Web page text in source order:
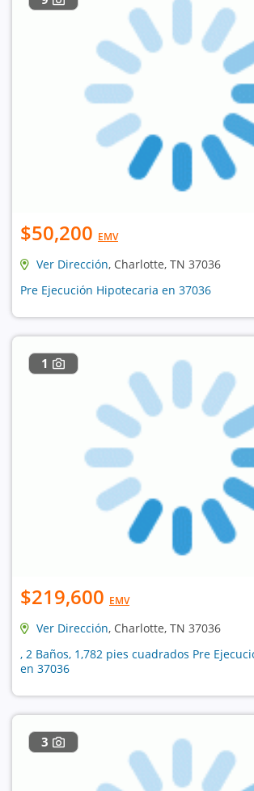
$50,200 EMV
Ver Dirección, Charlotte, TN 37036
Pre Ejecución Hipotecaria en 37036
1
$219,600 EMV
Ver Dirección, Charlotte, TN 37036
, 2 Baños, 1,782 pies cuadrados Pre
en 37036
3